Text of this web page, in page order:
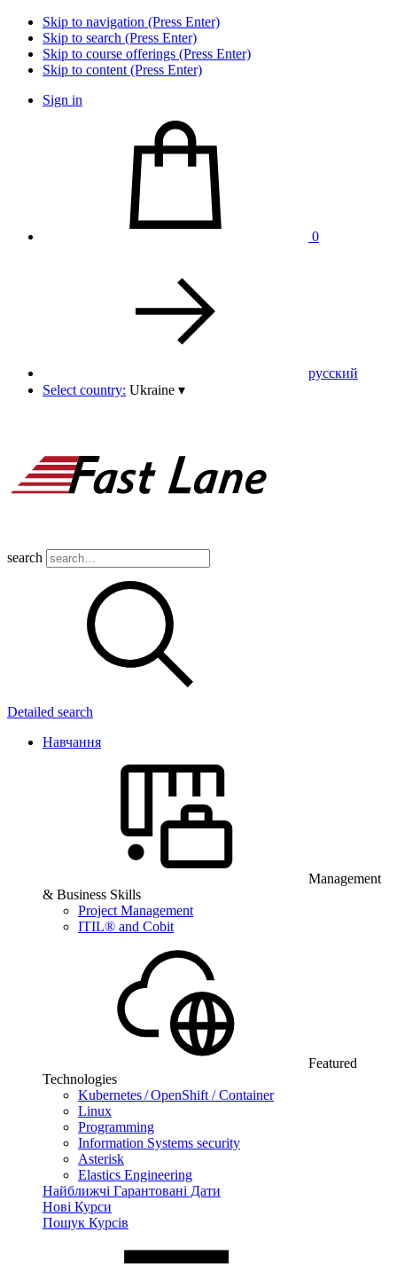
Skip to navigation (Press Enter)
Skip to search (Press Enter)
Skip to course offerings (Press Enter)
Skip to content (Press Enter)
Sign in
0
pусский
Select country: Ukraine ▾
search
Detailed search
Навчання
Management
& Business Skills
Project Management
ITIL® and Cobit
Featured
Technologies
Kubernetes / OpenShift / Container
Linux
Programming
Information Systems security
Asterisk
Elastics Engineering
Найближчі Гарантовані Дати
Нові Курси
Пошук Курсів